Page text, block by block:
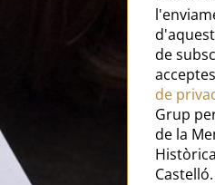
de
de
Grup
de la
Castelló.